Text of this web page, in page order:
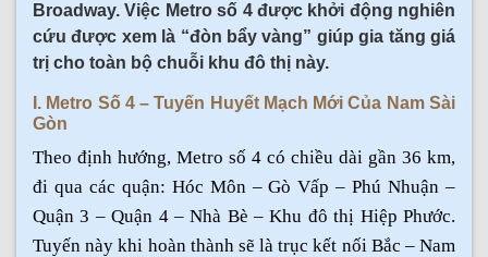
Broadway. Việc Metro số 4 được khởi động nghiên
cứu được xem là “đòn bẩy vàng” giúp gia tăng giá
trị cho toàn bộ chuỗi khu đô thị này.
I. Metro Số 4 – Tuyến Huyết Mạch Mới Của Nam Sài
Gòn
Theo định hướng, Metro số 4 có chiều dài gần 36 km,
đi qua các quận: Hóc Môn – Gò Vấp – Phú Nhuận –
Quận 3 – Quận 4 – Nhà Bè – Khu đô thị Hiệp Phước.
Tuyến này khi hoàn thành sẽ là trục kết nối Bắc – Nam